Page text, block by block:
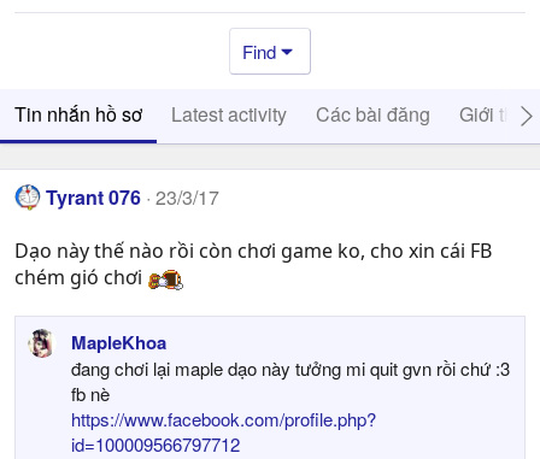
Find
Tin nhắn hồ sơ Latest activity Các bài đăng Giới thiệu
Tyrant 076 23/3/17
Dạo này thế nào rồi còn chơi game ko, cho xin cái FB
chém gió chơi
MapleKhoa
đang chơi lại maple dạo này tưởng mi quit gvn rồi chứ :3
fb nè
https://www.facebook.com/profile.php?
id=100009566797712